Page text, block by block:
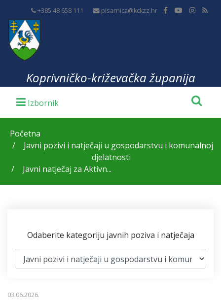
+385 48 658 111 pisarnica@kckzz.hr
Koprivničko-križevačka županija
Početna
Javni pozivi i natječaji u gospodarstvu i komunalnoj
djelatnosti
Javni natječaj za Aktivn...
Odaberite kategoriju javnih poziva i natječaja
03.06.2026.